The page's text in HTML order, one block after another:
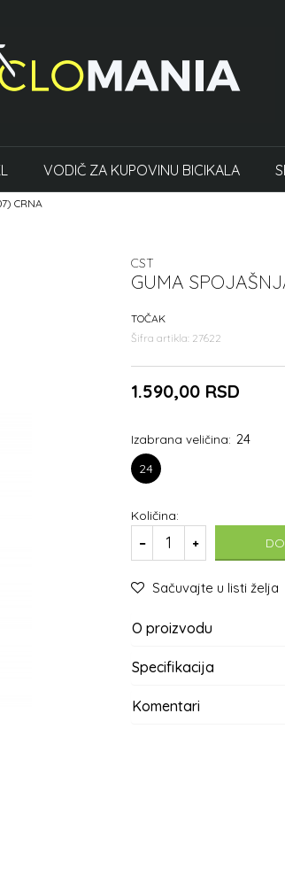
VODIČ ZA KUPOVINU BICIKALA
CRNA
CST
GUMA
TOČAK
Šifra artikla: 27622
1.590,00 RSD
Izabrana veličina: 24
24
Količina:
Sačuvajte u listi želja
O proizvodu
Specifikacija
Komentari